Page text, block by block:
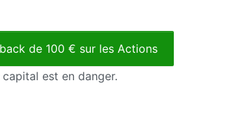
de 100 € sur les Actions
est en danger.